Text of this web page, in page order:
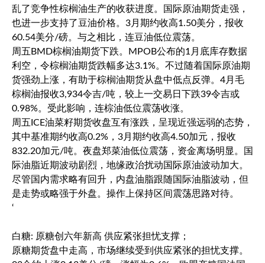
乱了竞争性棕榈油生产的收获进度。国际原油期货走强，
也进一步支持了豆油价格。3月期约收高1.50美分，报收
60.54美分/磅。与之相比，连豆油低位震荡。
周五BMD棕榈油期货下跌。MPOB公布的1月底库存数据
利空，令棕榈油期货跌幅多达3.1%。不过随着国际原油期
货强劲上涨，有助于棕榈油期货从盘中低点反弹。4月毛
棕榈油报收3,934令吉/吨，较上一交易日下跌39令吉或
0.98%。受此影响，连棕油低位震荡收涨。
周五ICE油菜籽期货收盘互有涨跌，呈现近强远弱的态势，
其中基准期约收高0.2%，3月期约收高4.50加元，报收
832.20加元/吨。夜盘郑菜油低位震荡，资金离场明显。国
际油脂近期波动剧烈，地缘政治扰动国际原油波动加大。
尽管国内需求略有回升，内盘油脂跟随国际油脂波动，但
是走势或略强于外盘。操作上保持区间震荡思路对待。
‘
白糖: 原糖创六年新高 供应紧张担忧支撑；
原糖期货盘中走高，市场继续受到供应紧张的担忧支撑。